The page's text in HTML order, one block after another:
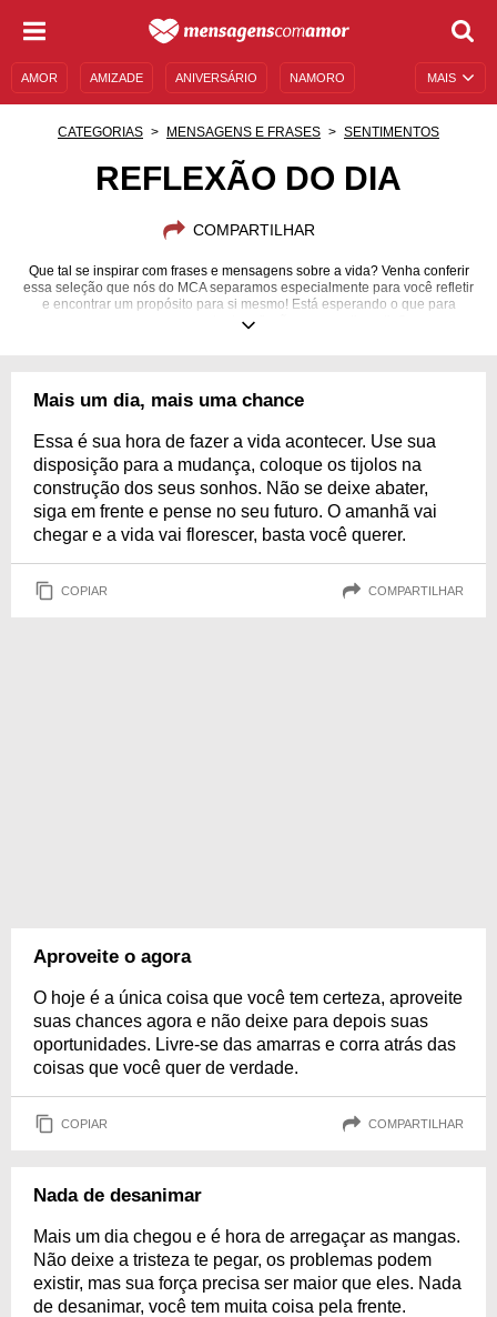
MAIS
AMOR AMIZADE ANIVERSÁRIO NAMORO
AUTOAJUDA
CATEGORIAS MENSAGENS E FRASES SENTIMENTOS
REFLEXÃO DO DIA
COMPARTILHAR
Que tal se inspirar com frases e mensagens sobre a vida? Venha conferir
essa seleção que nós do MCA separamos especialmente para você refletir
e encontrar um propósito para si mesmo! Está esperando o que para
reservar um momento de reflexão em seu dia a dia?
Mais um dia, mais uma chance
Essa é sua hora de fazer a vida acontecer. Use sua
disposição para a mudança, coloque os tijolos na
construção dos seus sonhos. Não se deixe abater,
siga em frente e pense no seu futuro. O amanhã vai
chegar e a vida vai florescer, basta você querer.
COPIAR COMPARTILHAR
Aproveite o agora
O hoje é a única coisa que você tem certeza, aproveite
suas chances agora e não deixe para depois suas
oportunidades. Livre-se das amarras e corra atrás das
coisas que você quer de verdade.
COPIAR COMPARTILHAR
Nada de desanimar
Mais um dia chegou e é hora de arregaçar as mangas.
Não deixe a tristeza te pegar, os problemas podem
existir, mas sua força precisa ser maior que eles. Nada
de desanimar, você tem muita coisa pela frente.